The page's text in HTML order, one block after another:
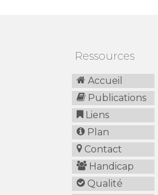
Ressources
Accueil
Publications
Liens
Plan
Contact
Handicap
Qualité